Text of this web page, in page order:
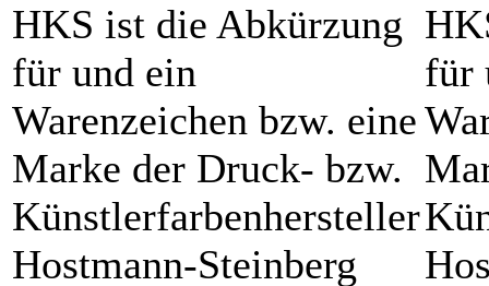
HKS ist die Abkürzung
für und ein
Warenzeichen bzw. eine
Marke der Druck- bzw.
Künstlerfarbenhersteller
Hostmann-Steinberg
für